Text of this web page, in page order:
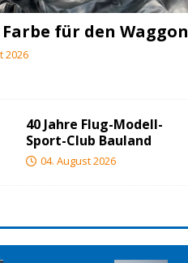
für den Waggon
2026
40 Jahre Flug-Modell-
Sport-Club Bauland
04. August 2026